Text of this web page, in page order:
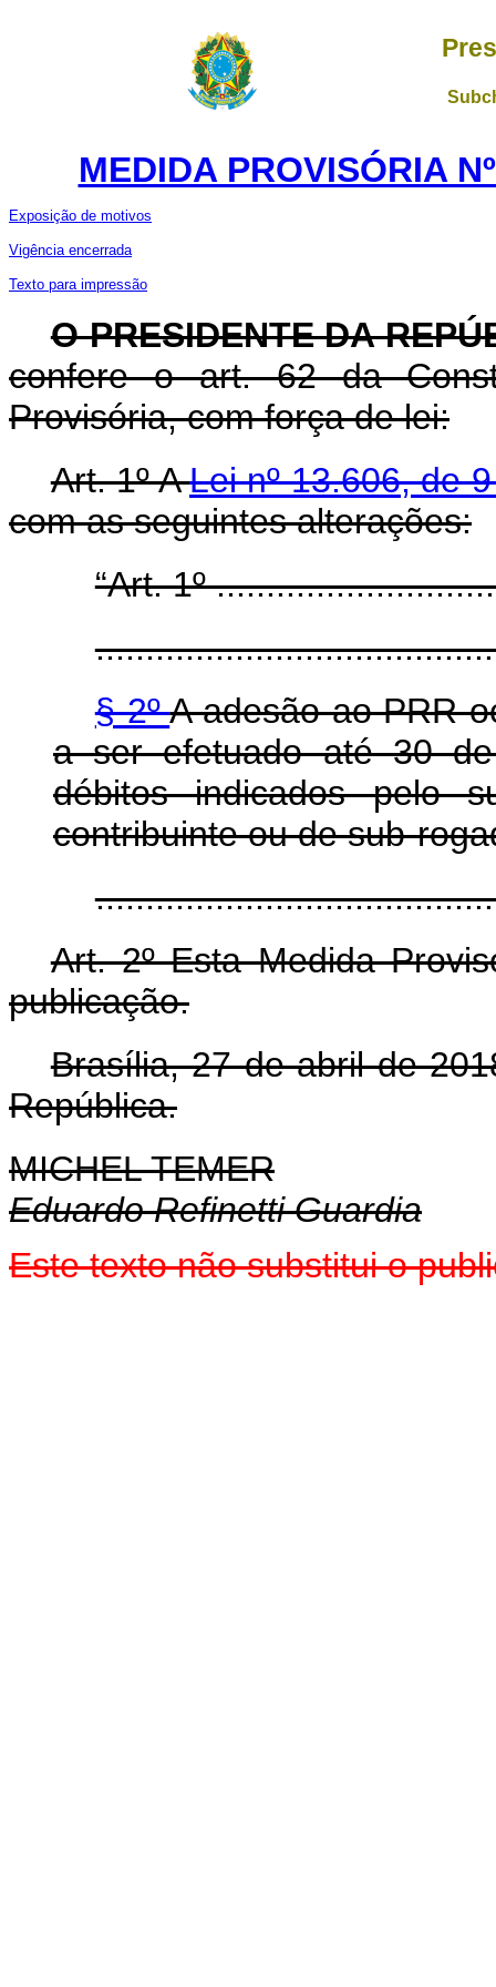
MEDIDA PROVISÓRIA
Exposição de motivos
Vigência encerrada
Texto para impressão
O PRESIDENTE DA
confere o art. 62 da
Provisória, com força de lei:
Art. 1º ALei nº 13.606, de
com as seguintes alterações:
“Art. 1º
§ 2ºA adesão ao PRR
a ser efetuado até 30
débitos indicados pelo
contribuinte ou de sub-
Art. 2º Esta Medida
publicação.
Brasília, 27 de abril de
República.
MICHEL TEMER
Eduardo Refinetti Guardia
Este texto não substitui o